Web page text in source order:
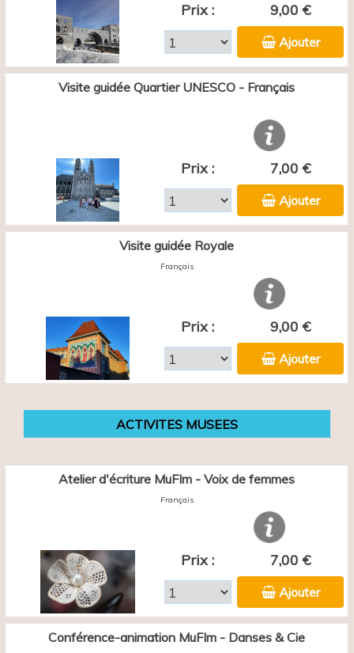
Prix : 9,00 €
Ajouter
Visite guidée Quartier UNESCO - Français
Prix : 7,00 €
Ajouter
Visite guidée Royale
Français
Prix : 9,00 €
Ajouter
ACTIVITES MUSEES
Atelier d'écriture MuFIm - Voix de femmes
Français
Prix : 7,00 €
Ajouter
Conférence-animation MuFIm - Danses & Cie